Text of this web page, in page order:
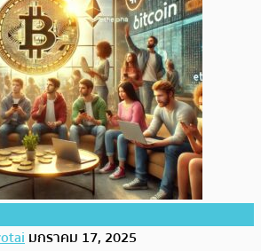
มกราคม 17, 2025